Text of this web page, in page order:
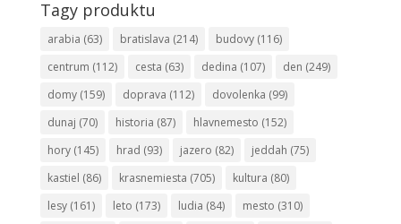
Tagy produktu
arabia (63) bratislava (214) budovy(116)
centrum (112) cesta (63) dedina (107) den (249)
domy(159) doprava (112) dovolenka (99)
dunaj (70) historia (87) hlavnemesto (152)
hory(145) hrad (93) jazero (82) jeddah (75)
kastiel (86) krasnemiesta (705) kultura (80)
lesy(161) leto (173) ludia (84) mesto (310)